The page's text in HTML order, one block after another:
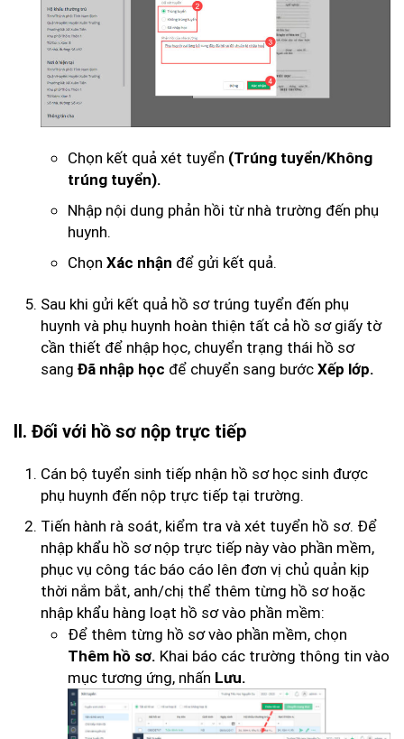
Chọn kết quả xét tuyển (Trúng tuyển/Không
trúng tuyển).
Nhập nội dung phản hồi từ nhà trường đến phụ
huynh.
Chọn Xác nhận để gửi kết quả.
Sau khi gửi kết quả hồ sơ trúng tuyển đến phụ
huynh và phụ huynh hoàn thiện tất cả hồ sơ giấy tờ
cần thiết để nhập học, chuyển trạng thái hồ sơ
sang Đã nhập học để chuyển sang bước Xếp lớp.
II. Đối với hồ sơ nộp trực tiếp
Cán bộ tuyển sinh tiếp nhận hồ sơ học sinh được
phụ huynh đến nộp trực tiếp tại trường.
Tiến hành rà soát, kiểm tra và xét tuyển hồ sơ. Để
nhập khẩu hồ sơ nộp trực tiếp này vào phần mềm,
phục vụ công tác báo cáo lên đơn vị chủ quản kịp
thời nắm bắt, anh/chị thể thêm từng hồ sơ hoặc
nhập khẩu hàng loạt hồ sơ vào phần mềm:
Để thêm từng hồ sơ vào phần mềm, chọn
Thêm hồ sơ. Khai báo các trường thông tin vào
mục tương ứng, nhấn Lưu.